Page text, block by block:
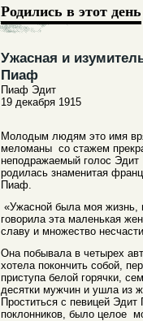
Родились в этот день
Ужасная и
Пиаф
Пиаф Эдит
19 декабря 1915
Молодым людям это имя
меломаны со стажем
неподражаемый голос
родилась знаменитая
Пиаф.
«Ужасной была моя жизнь,
говорила эта маленькая
славу и множество
Она побывала в четырех
хотела покончить собой,
приступа белой горячки,
десятки мужчин и ушла из
Проститься с певицей
поклонников, было целое